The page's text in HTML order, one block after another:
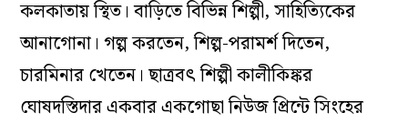
কলকাতায় স্থিত। বাড়িতে বিভিন্ন শিল্পী, সাহিত্যিকের
আনাগোনা। গল্প করতেন, শিল্প-পরামর্শ দিতেন,
চারমিনার খেতেন। ছাত্রবৎ শিল্পী কালীকিঙ্কর
ঘোষদস্তিদার একবার একগোছা নিউজ প্রিন্টে সিংহের